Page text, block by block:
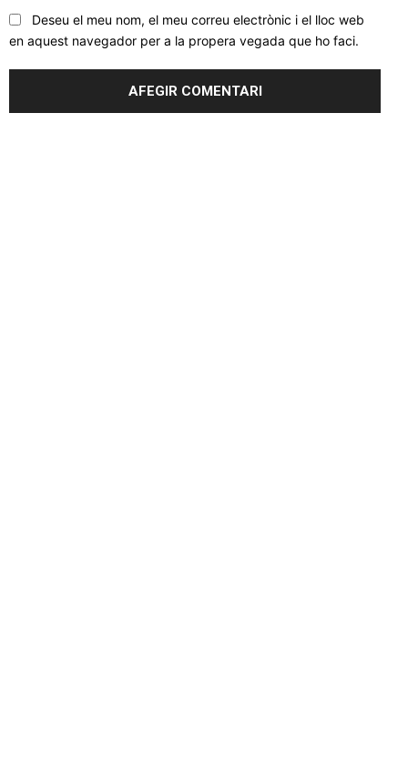
Deseu el meu nom, el meu correu electrònic i el lloc web
en aquest navegador per a la propera vegada que ho faci.